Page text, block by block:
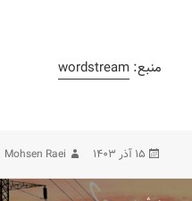
منبع:wordstream
ارسال
۱۵ آذر ۱۴۰۳ نویسنده
Mohsen Raei